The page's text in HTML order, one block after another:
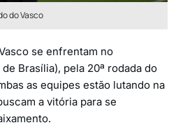
do Vasco
se enfrentam no
Brasília), pela 20ª rodada do
as equipes estão lutando na
a vitória para se